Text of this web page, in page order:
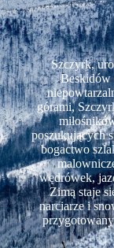
Szczyrk,
Beskidów
górami,
poszukujących
bogactwo
wędrówek,
Zimą staje
narciarze i